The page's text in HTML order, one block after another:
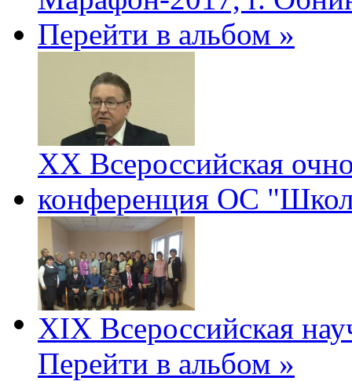
Перейти в альбом »
ХХ Всероссийская
конференция ОС
XIX Всероссийская
Перейти в альбом »